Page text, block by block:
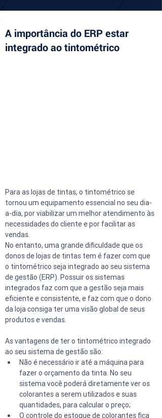
A importância do ERP estar
integrado ao tintométrico
Para as lojas de tintas, o tintométrico se
tornou um equipamento essencial no seu dia-
a-dia, por viabilizar um melhor atendimento às
necessidades do cliente e por facilitar as
vendas.
No entanto, uma grande dificuldade que os
donos de lojas de tintas tem é fazer com que
o tintométrico seja integrado ao seu sistema
de gestão (ERP). Possuir os sistemas
integrados faz com que a gestão seja mais
eficiente e consistente, e faz com que o dono
da loja consiga ter uma visão global de seus
produtos e vendas.
As vantagens de ter o tintométrico integrado
ao seu sistema de gestão são:
Não é necessário ir até a máquina para
fazer o orçamento da tinta. No seu
sistema você poderá diretamente ver os
colorantes a serem utilizados e suas
quantidades, para calcular o preço;
O controle do estoque de colorantes fica